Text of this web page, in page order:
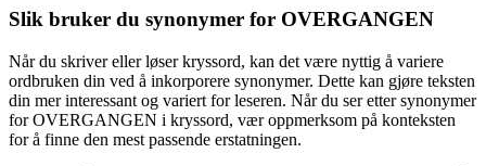
Slik bruker du synonymer for OVERGANGEN
Når du skriver eller løser kryssord, kan det være nyttig å variere
ordbruken din ved å inkorporere synonymer. Dette kan gjøre teksten
din mer interessant og variert for leseren. Når du ser etter synonymer
for OVERGANGEN i kryssord, vær oppmerksom på konteksten
for å finne den mest passende erstatningen.